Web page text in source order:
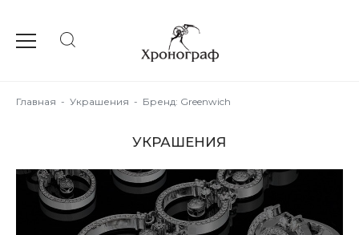
Главная - Украшения - Бренд: Greenwich
УКРАШЕНИЯ